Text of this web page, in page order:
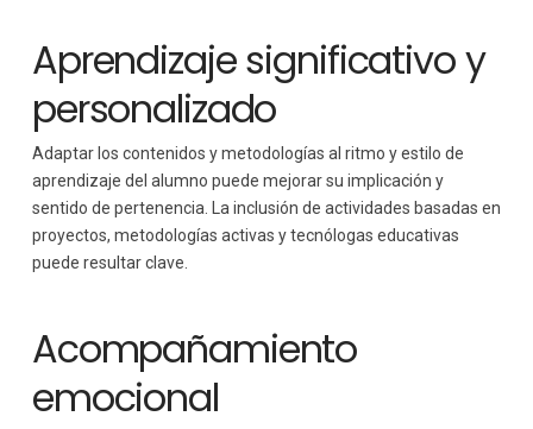
Aprendizaje significativo y
personalizado
Adaptar los contenidos y metodologías al ritmo y estilo de
aprendizaje del alumno puede mejorar su implicación y
sentido de pertenencia. La inclusión de actividades basadas en
proyectos, metodologías activas y tecnólogas educativas
puede resultar clave.
Acompañamiento
emocional